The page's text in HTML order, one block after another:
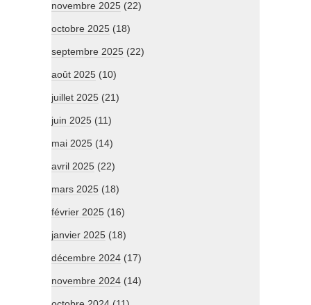
novembre 2025 (22)
octobre 2025 (18)
septembre 2025 (22)
août 2025 (10)
juillet 2025 (21)
juin 2025 (11)
mai 2025 (14)
avril 2025 (22)
mars 2025 (18)
février 2025 (16)
janvier 2025 (18)
décembre 2024 (17)
novembre 2024 (14)